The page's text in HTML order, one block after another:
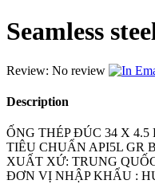
Seamless
Review: No review
Description
ỐNG THÉP ĐÚC 34 X 4.5
TIÊU CHUẨN API5L GR B
XUẤT XỨ: TRUNG
ĐƠN VỊ NHẬP KHẨU :